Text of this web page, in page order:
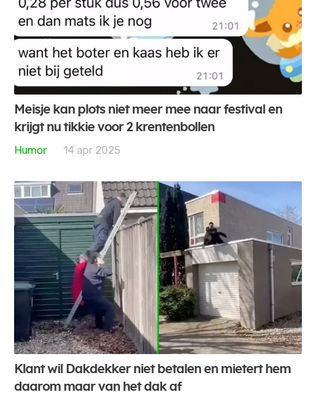
Meisje kan plots niet meer mee naar festival en
krijgt nu tikkie voor 2 krentenbollen
Humor
14 apr 2025
Klant wil Dakdekker niet betalen en mietert hem
daarom maar van het dak af